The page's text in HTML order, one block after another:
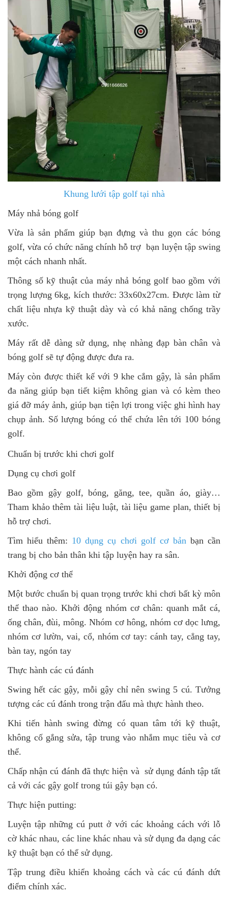
Khung lưới tập golf tại nhà
Máy nhả bóng golf
Vừa là sản phẩm giúp bạn đựng và thu gọn các bóng
golf, vừa có chức năng chính hỗ trợ bạn luyện tập swing
một cách nhanh nhất.
Thông số kỹ thuật của máy nhả bóng golf bao gồm với
trọng lượng 6kg, kích thước: 33x60x27cm. Được làm từ
chất liệu nhựa kỹ thuật dày và có khả năng chống trầy
xước.
Máy rất dễ dàng sử dụng, nhẹ nhàng đạp bàn chân và
bóng golf sẽ tự động được đưa ra.
Máy còn được thiết kế với 9 khe cắm gậy, là sản phẩm
đa năng giúp bạn tiết kiệm không gian và có kèm theo
giá đỡ máy ảnh, giúp bạn tiện lợi trong việc ghi hình hay
chụp ảnh. Số lượng bóng có thể chứa lên tới 100 bóng
golf.
Chuẩn bị trước khi chơi golf
Dụng cụ chơi golf
Bao gồm gậy golf, bóng, găng, tee, quần áo, giày…
Tham khảo thêm tài liệu luật, tài liệu game plan, thiết bị
hỗ trợ chơi.
Tìm hiểu thêm: 10 dụng cụ chơi golf cơ bảnbạn cần
trang bị cho bản thân khi tập luyện hay ra sân.
Khởi động cơ thể
Một bước chuẩn bị quan trọng trước khi chơi bất kỳ môn
thể thao nào. Khởi động nhóm cơ chân: quanh mắt cá,
ống chân, đùi, mông. Nhóm cơ hông, nhóm cơ dọc lưng,
nhóm cơ lườn, vai, cổ, nhóm cơ tay: cánh tay, cẳng tay,
bàn tay, ngón tay
Thực hành các cú đánh
Swing hết các gậy, mỗi gậy chỉ nên swing 5 cú. Tưởng
tượng các cú đánh trong trận đấu mà thực hành theo.
Khi tiến hành swing đừng có quan tâm tới kỹ thuật,
không cố gắng sửa, tập trung vào nhắm mục tiêu và cơ
thể.
Chấp nhận cú đánh đã thực hiện và sử dụng đánh tập tất
cả với các gậy golf trong túi gậy bạn có.
Thực hiện putting:
Luyện tập những cú putt ở với các khoảng cách với lỗ
cờ khác nhau, các line khác nhau và sử dụng đa dạng các
kỹ thuật bạn có thể sử dụng.
Tập trung điều khiển khoảng cách và các cú đánh dứt
điểm chính xác.